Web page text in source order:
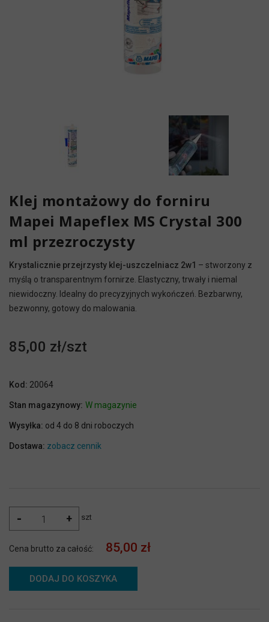
Klej montażowy do forniru
Mapei Mapeflex MS Crystal 300
ml przezroczysty
Krystalicznie przejrzysty klej-uszczelniacz 2w1 – stworzony z
myślą o transparentnym fornirze. Elastyczny, trwały i niemal
niewidoczny. Idealny do precyzyjnych wykończeń. Bezbarwny,
bezwonny, gotowy do malowania.
85,00 zł
Kod: 20064
Stan magazynowy: W magazynie
Wysyłka: od 4 do 8 dni roboczych
Dostawa: zobacz cennik
- + szt
Cena brutto za całość: 85,00 zł
DODAJ DO KOSZYKA